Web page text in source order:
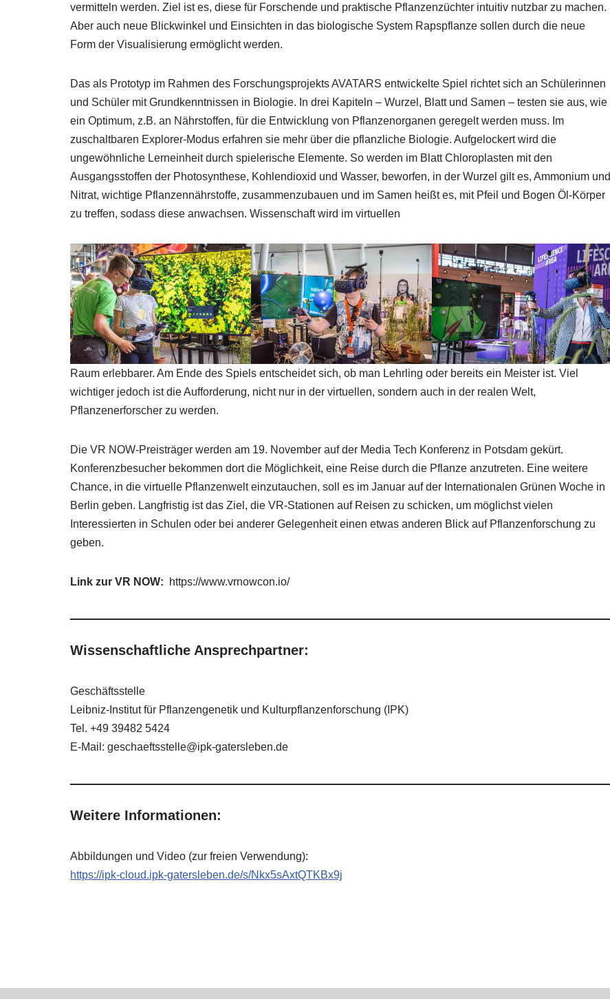
vermitteln werden. Ziel ist es, diese für Forschende und praktische Pflanzenzüchter intuitiv nutzbar zu machen.
Aber auch neue Blickwinkel und Einsichten in das biologische System Rapspflanze sollen durch die neue
Form der Visualisierung ermöglicht werden.
Das als Prototyp im Rahmen des Forschungsprojekts AVATARS entwickelte Spiel richtet sich an Schülerinnen
und Schüler mit Grundkenntnissen in Biologie. In drei Kapiteln – Wurzel, Blatt und Samen – testen sie aus, wie
ein Optimum, z.B. an Nährstoffen, für die Entwicklung von Pflanzenorganen geregelt werden muss. Im
zuschaltbaren Explorer-Modus erfahren sie mehr über die pflanzliche Biologie. Aufgelockert wird die
ungewöhnliche Lerneinheit durch spielerische Elemente. So werden im Blatt Chloroplasten mit den
Ausgangsstoffen der Photosynthese, Kohlendioxid und Wasser, beworfen, in der Wurzel gilt es, Ammonium und
Nitrat, wichtige Pflanzennährstoffe, zusammenzubauen und im Samen heißt es, mit Pfeil und Bogen Öl-Körper
zu treffen, sodass diese anwachsen. Wissenschaft wird im virtuellen
Raum erlebbarer. Am Ende des Spiels entscheidet sich, ob man Lehrling oder bereits ein Meister ist. Viel
wichtiger jedoch ist die Aufforderung, nicht nur in der virtuellen, sondern auch in der realen Welt,
Pflanzenerforscher zu werden.
Die VR NOW-Preisträger werden am 19. November auf der Media Tech Konferenz in Potsdam gekürt.
Konferenzbesucher bekommen dort die Möglichkeit, eine Reise durch die Pflanze anzutreten. Eine weitere
Chance, in die virtuelle Pflanzenwelt einzutauchen, soll es im Januar auf der Internationalen Grünen Woche in
Berlin geben. Langfristig ist das Ziel, die VR-Stationen auf Reisen zu schicken, um möglichst vielen
Interessierten in Schulen oder bei anderer Gelegenheit einen etwas anderen Blick auf Pflanzenforschung zu
geben.
Link zur VR NOW: https://www.vrnowcon.io/
Wissenschaftliche Ansprechpartner:
Geschäftsstelle
Leibniz-Institut für Pflanzengenetik und Kulturpflanzenforschung (IPK)
Tel. +49 39482 5424
E-Mail: geschaeftsstelle@ipk-gatersleben.de
Weitere Informationen:
Abbildungen und Video (zur freien Verwendung):
https://ipk-cloud.ipk-gatersleben.de/s/Nkx5sAxtQTKBx9j